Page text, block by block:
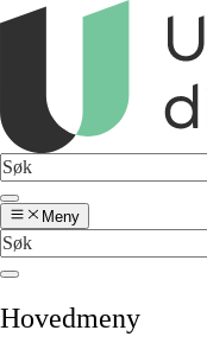
Meny
Hovedmeny